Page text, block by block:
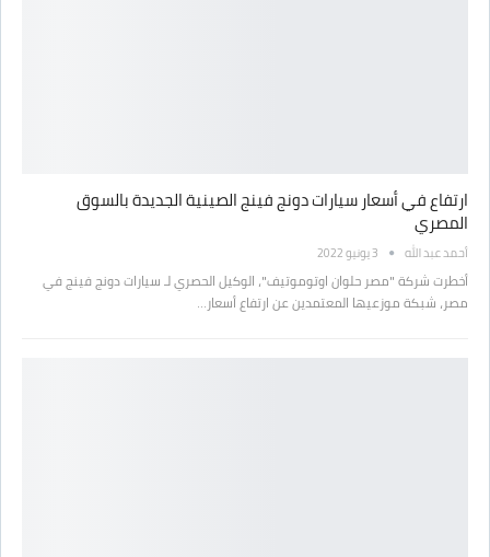
ارتفاع في أسعار سيارات دونج فينج الصينية الجديدة بالسوق
المصري
أحمد عبد الله 3 يونيو 2022
أخطرت شركة "مصر حلوان اوتوموتيف"، الوكيل الحصري لـ سيارات دونج فينج في
مصر، شبكة موزعيها المعتمدين عن ارتفاع أسعار…